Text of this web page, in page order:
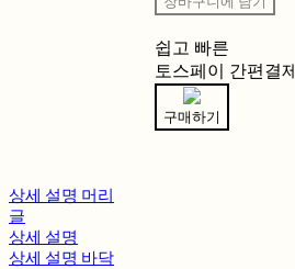
쉽고 빠른
토스페이 간편결제
구매하기
상세 설명 머리
글
상세 설명
상세 설명 바닥